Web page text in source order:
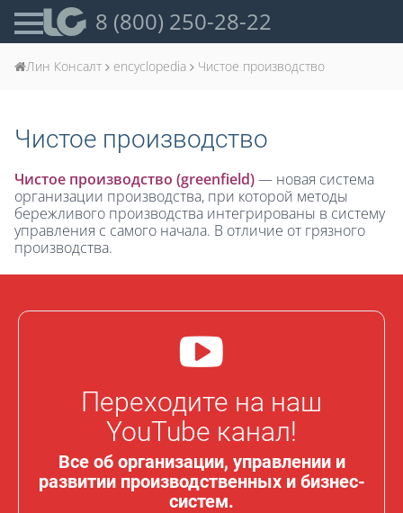
8 (800) 250-28-22
Лин Консалт encyclopedia Чистое производство
Чистое производство
Чистое производство (greenfield)— новая система
организации производства, при которой методы
бережливого производства интегрированы в систему
управления с самого начала. В отличие от грязного
производства.
Переходите на наш
YouTube канал!
Все об организации, управлении и
развитии производственных и бизнес-
систем.